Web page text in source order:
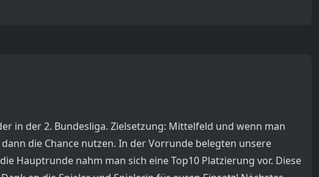
in der 2. Bundesliga. Zielsetzung: Mittelfeld und wenn man
die Chance nutzen. In der Vorrunde belegten unsere
Hauptrunde nahm man sich eine Top10 Platzierung vor. Diese